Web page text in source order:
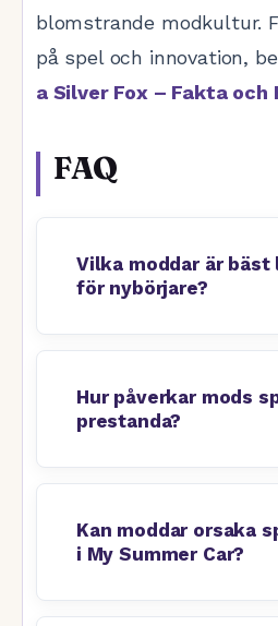
blomstrande modkultur.
på spel och innovation,
a Silver Fox – Fakta och
FAQ
Vilka moddar är bäst
för nybörjare?
Hur påverkar mods
prestanda?
Kan moddar orsaka
i My Summer Car?